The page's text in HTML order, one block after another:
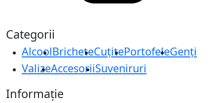
Categorii
AlcoolBricheteCuțitePortofeleGenți
ValizeAccesoriiSuveniruri
Informație